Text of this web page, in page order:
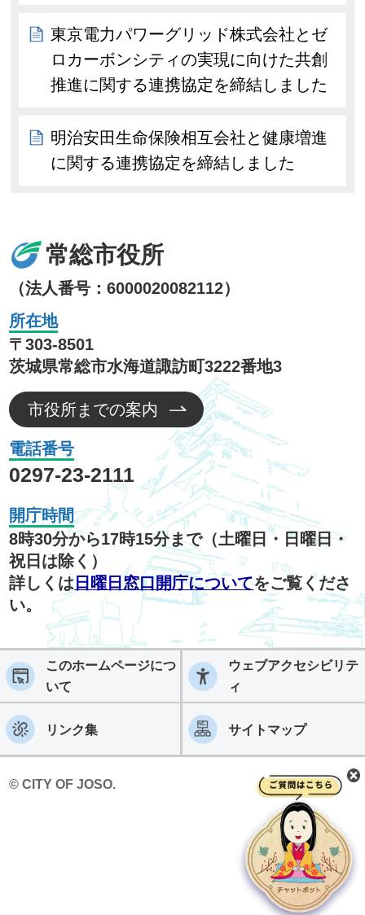
東京電力パワーグリッド株式会社とゼ
ロカーボンシティの実現に向けた共創
推進に関する連携協定を締結しました
明治安田生命保険相互会社と健康増進
に関する連携協定を締結しました
常総市役所
（法人番号：6000020082112）
所在地
〒303-8501
茨城県常総市水海道諏訪町3222番地3
市役所までの案内
電話番号
0297-23-2111
開庁時間
8時30分から17時15分まで（土曜日・日曜日・
祝日は除く）
詳しくは 日曜日窓口開庁についてをご覧くださ
い。
このホームページにつ
いて
ウェブアクセシビリテ
ィ
リンク集 サイトマップ
© CITY OF JOSO.